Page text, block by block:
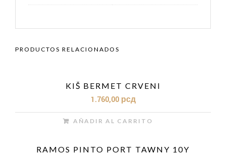
PRODUCTOS RELACIONADOS
KIŠ BERMET CRVENI
1.760,00 рсд
AÑADIR AL CARRITO
RAMOS PINTO PORT TAWNY 10Y